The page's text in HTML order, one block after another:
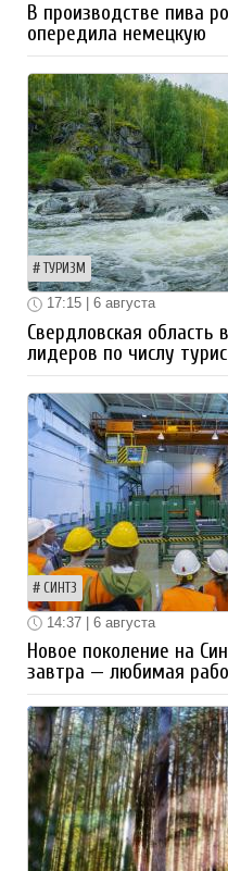
В производстве пива
опередила немецкую
ТУРИЗМ
17:15 | 6 августа
Свердловская область
лидеров по числу
СИНТЗ
14:37 | 6 августа
Новое поколение на
завтра — любимая